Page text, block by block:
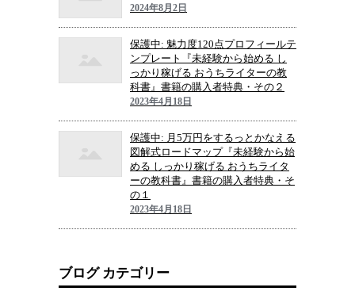
2024年8月2日
保護中: 魅力度120点プロフィールテ
ンプレート『未経験から始める し
っかり稼げる おうちライターの教
科書』書籍の購入者特典・その２
2023年4月18日
保護中: 月5万円をするっとかなえる
図解式ロードマップ『未経験から始
める しっかり稼げる おうちライタ
ーの教科書』書籍の購入者特典・そ
の１
2023年4月18日
ブログ カテゴリー